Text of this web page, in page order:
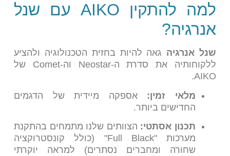
למה להתקין AIKO עם שנל
אנרגיה?
שנל אנרגיהגאה להיות בחזית הטכנולוגיה ולהציע
ללקוחותיה את סדרת ה-Neostar וה-Comet של
AIKO.
מלאי זמין:אספקה מיידית של הדגמים
החדישים ביותר.
תכנון אסתטי:הצוותים שלנו מתמחים בהתקנת
מערכות "Full Black" (כולל קונסטרוקציה
שחורה ומחברים נסתרים) למראה יוקרתי